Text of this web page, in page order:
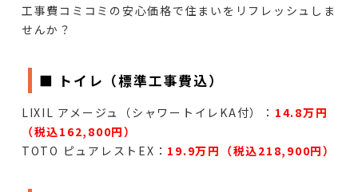
工事費コミコミの安心価格で住まいをリフレッシュしま
せんか？
■ トイレ（標準工事費込）
LIXIL アメージュ（シャワートイレKA付）： 14.8万円
（税込162,800円）
TOTO ピュアレストEX： 19.9万円（税込218,900円）